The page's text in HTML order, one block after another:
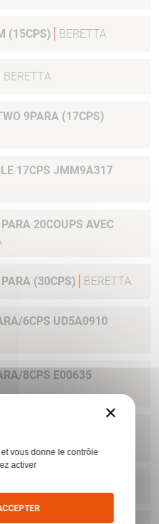
(15CPS) BERETTA
BERETTA
9PARA (17CPS)
17CPS JMM9A317
20COUPS AVEC
(30CPS) BERETTA
6CPS UD5A0910
8CPS E00635
9X21 AVEC
×
vous donne le contrôle
activer